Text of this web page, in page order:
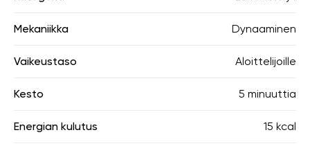
Mekaniikka Dynaaminen
Vaikeustaso Aloittelijoille
Kesto 5 minuuttia
Energian kulutus 15 kcal